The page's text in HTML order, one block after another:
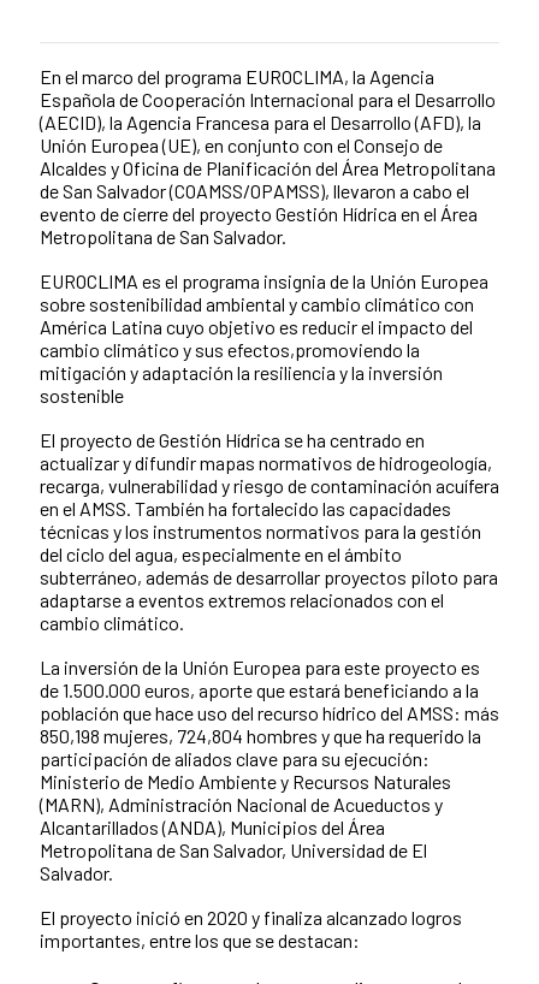
News content
En el marco del programa EUROCLIMA, la Agencia
Española de Cooperación Internacional para el Desarrollo
(AECID), la Agencia Francesa para el Desarrollo (AFD), la
Unión Europea (UE), en conjunto con el Consejo de
Alcaldes y Oficina de Planificación del Área Metropolitana
de San Salvador (COAMSS/OPAMSS), llevaron a cabo el
evento de cierre del proyecto Gestión Hídrica en el Área
Metropolitana de San Salvador.
EUROCLIMA es el programa insignia de la Unión Europea
sobre sostenibilidad ambiental y cambio climático con
América Latina cuyo objetivo es reducir el impacto del
cambio climático y sus efectos,promoviendo la
mitigación y adaptación la resiliencia y la inversión
sostenible
El proyecto de Gestión Hídrica se ha centrado en
actualizar y difundir mapas normativos de hidrogeología,
recarga, vulnerabilidad y riesgo de contaminación acuífera
en el AMSS. También ha fortalecido las capacidades
técnicas y los instrumentos normativos para la gestión
del ciclo del agua, especialmente en el ámbito
subterráneo, además de desarrollar proyectos piloto para
adaptarse a eventos extremos relacionados con el
cambio climático.
La inversión de la Unión Europea para este proyecto es
de 1.500.000 euros, aporte que estará beneficiando a la
población que hace uso del recurso hídrico del AMSS: más
850,198 mujeres, 724,804 hombres y que ha requerido la
participación de aliados clave para su ejecución:
Ministerio de Medio Ambiente y Recursos Naturales
(MARN), Administración Nacional de Acueductos y
Alcantarillados (ANDA), Municipios del Área
Metropolitana de San Salvador, Universidad de El
Salvador.
El proyecto inició en 2020 y finaliza alcanzado logros
importantes, entre los que se destacan: